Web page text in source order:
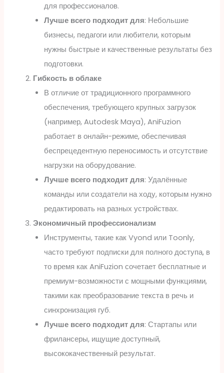
для профессионалов.
Лучше всего подходит для: Небольшие
бизнесы, педагоги или любители, которым
нужны быстрые и качественные результаты без
подготовки.
Гибкость в облаке
В отличие от традиционного программного
обеспечения, требующего крупных загрузок
(например, Autodesk Maya), AniFuzion
работает в онлайн-режиме, обеспечивая
беспрецедентную переносимость и отсутствие
нагрузки на оборудование.
Лучше всего подходит для: Удалённые
команды или создатели на ходу, которым нужно
редактировать на разных устройствах.
Экономичный профессионализм
Инструменты, такие как Vyond или Toonly,
часто требуют подписки для полного доступа, в
то время как AniFuzion сочетает бесплатные и
премиум-возможности с мощными функциями,
такими как преобразование текста в речь и
синхронизация губ.
Лучше всего подходит для: Стартапы или
фрилансеры, ищущие доступный,
высококачественный результат.